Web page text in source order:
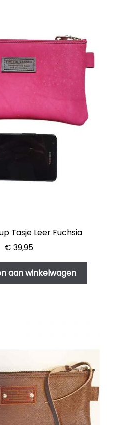
Tasje Leer Fuchsia
€ 39,95
aan winkelwagen